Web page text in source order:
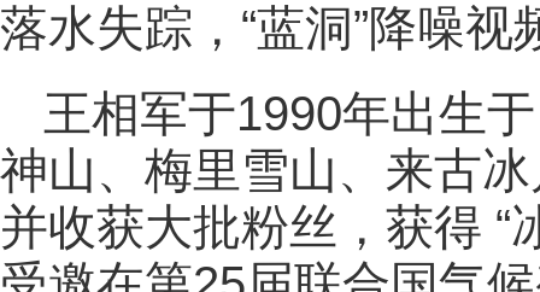
落水失踪，“蓝洞”降噪视
王相军于1990年出生
神山、梅里雪山、来古
并收获大批粉丝，获得 “